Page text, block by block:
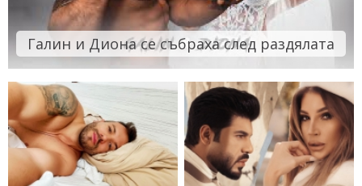
Галин и Диона се събраха след раздялата